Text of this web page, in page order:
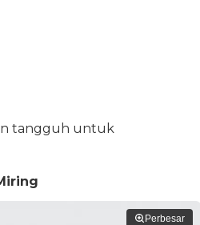
tangguh untuk
Perbesar